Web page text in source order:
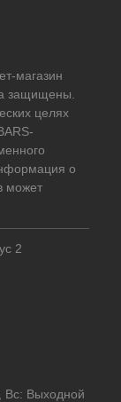
магазин
защищены.
целях
о
может
2
Вс: Выходной